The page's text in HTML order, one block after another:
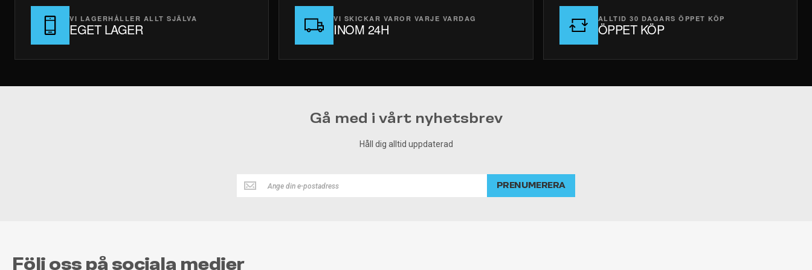
VI LAGERHÅLLER ALLT SJÄLVA
EGET LAGER
VI SKICKAR VAROR VARJE VARDAG
INOM 24H
ALLTID 30 DAGARS ÖPPET KÖP
ÖPPET KÖP
Gå med i vårt nyhetsbrev
Håll dig alltid uppdaterad
Håll
dig
PRENUMERERA
Följ oss på sociala medier